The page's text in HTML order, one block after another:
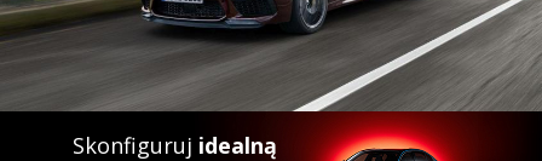
Skonfiguruj idealną